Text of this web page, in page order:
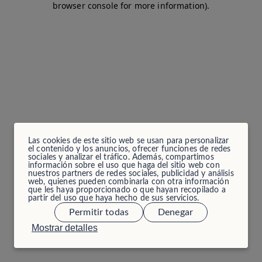
Las cookies de este sitio web se usan para personalizar
el contenido y los anuncios, ofrecer funciones de redes
sociales y analizar el tráfico. Además, compartimos
información sobre el uso que haga del sitio web con
nuestros partners de redes sociales, publicidad y análisis
web, quienes pueden combinarla con otra información
que les haya proporcionado o que hayan recopilado a
partir del uso que haya hecho de sus servicios.
Mostrar detalles
Permitir todas Denegar
browser console for more information).